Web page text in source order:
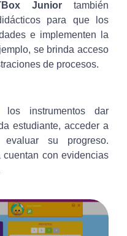
Juniortambién
para que los
e implementen la
se brinda acceso
de procesos.
instrumentos dar
estudiante, acceder a
su progreso.
con evidencias